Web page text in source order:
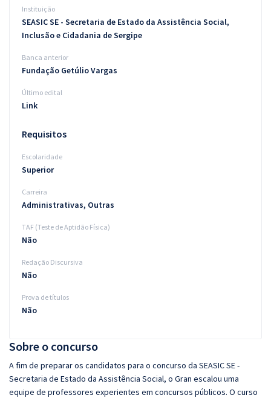
Atendimento
Sobre o concurso
A fim de preparar os candidatos para o concurso da SEASIC SE -
Secretaria de Estado da Assistência Social, o Gran escalou uma
equipe de professores experientes em concursos públicos. O curso
Instituição
SEASIC SE - Secretaria de Estado da Assistência Social,
Inclusão e Cidadania de Sergipe
Banca anterior
Fundação Getúlio Vargas
Último edital
Link
Requisitos
Escolaridade
Superior
Carreira
Administrativas, Outras
TAF (Teste de Aptidão Física)
Não
Redação Discursiva
Não
Prova de títulos
Não